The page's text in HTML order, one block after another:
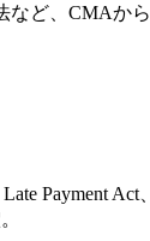
ど、CMAか
Payment